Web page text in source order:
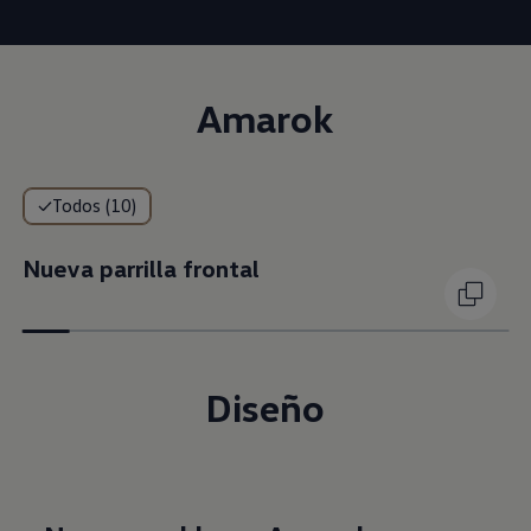
Amarok
Todos (10)
Nueva parrilla frontal
Diseño